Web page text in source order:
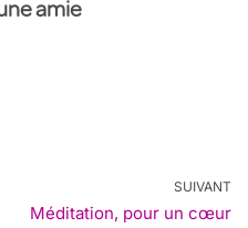
amie
SUIVANT
Méditation, pour un cœur